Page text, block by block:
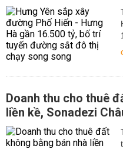
Doanh thu cho thuê
liền kề, Sonadezi